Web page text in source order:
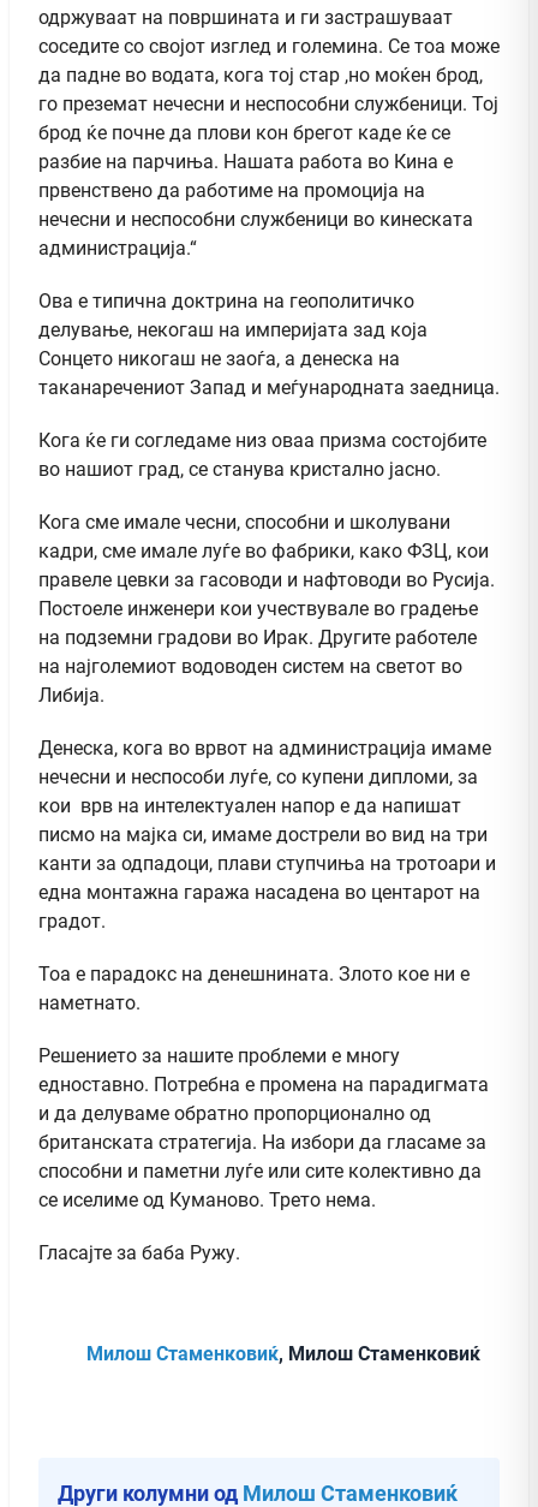
одржуваат на површината и ги застрашуваат
соседите со својот изглед и големина. Се тоа може
да падне во водата, кога тој стар ,но моќен брод,
го преземат нечесни и неспособни службеници. Тој
брод ќе почне да плови кон брегот каде ќе се
разбие на парчиња. Нашата работа во Кина е
првенствено да работиме на промоција на
нечесни и неспособни службеници во кинеската
администрација.“
Ова е типична доктрина на геополитичко
делување, некогаш на империјата зад која
Сонцето никогаш не заоѓа, а денеска на
таканаречениот Запад и меѓународната заедница.
Кога ќе ги согледаме низ оваа призма состојбите
во нашиот град, се станува кристално јасно.
Кога сме имале чесни, способни и школувани
кадри, сме имале луѓе во фабрики, како ФЗЦ, кои
правеле цевки за гасоводи и нафтоводи во Русија.
Постоеле инженери кои учествувале во градење
на подземни градови во Ирак. Другите работеле
на најголемиот водоводен систем на светот во
Либија.
Денеска, кога во врвот на администрација имаме
нечесни и неспособи луѓе, со купени дипломи, за
кои врв на интелектуален напор е да напишат
писмо на мајка си, имаме дострели во вид на три
канти за одпадоци, плави ступчиња на тротоари и
една монтажна гаража насадена во центарот на
градот.
Тоа е парадокс на денешнината. Злото кое ни е
наметнато.
Решението за нашите проблеми е многу
едноставно. Потребна е промена на парадигмата
и да делуваме обратно пропорционално од
британската стратегија. На избори да гласаме за
способни и паметни луѓе или сите колективно да
се иселиме од Куманово. Трето нема.
Гласајте за баба Ружу.
Милош Стаменковиќ, Милош Стаменковиќ
Други колумни од Милош Стаменковиќ